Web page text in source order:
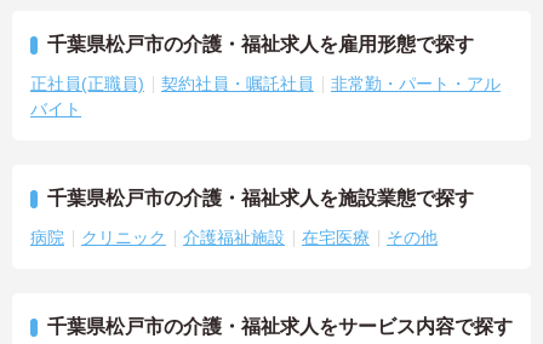
千葉県松戸市の介護・福祉求人を雇用形態で探す
正社員(正職員) 契約社員・嘱託社員
非常勤・パート・アル
バイト
千葉県松戸市の介護・福祉求人を施設業態で探す
病院 クリニック 介護福祉施設 在宅医療 その他
千葉県松戸市の介護・福祉求人をサービス内容で探す